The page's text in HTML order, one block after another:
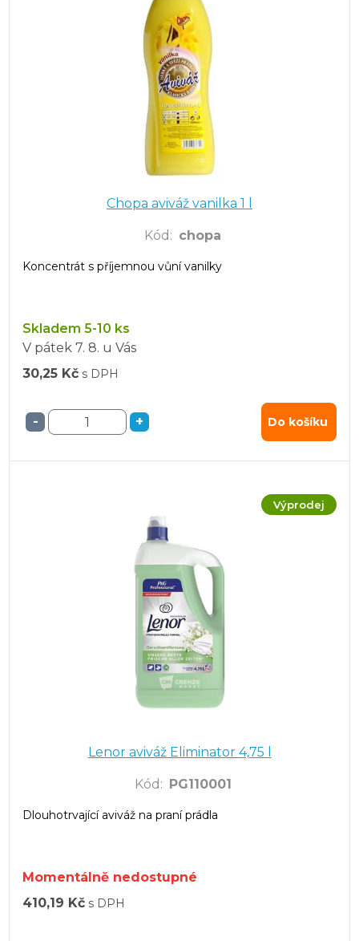
Chopa aviváž vanilka 1 l
Kód : chopa
Koncentrát s příjemnou vůní vanilky
Skladem 5-10 ks
V pátek 7. 8. u Vás
30,25 Kč s DPH
- + Do košíku
Výprodej
Kód : PG110001
Dlouhotrvající aviváž na praní prádla
Momentálně nedostupné
410,19 Kč s DPH